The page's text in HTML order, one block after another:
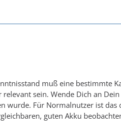
muß eine bestimmte
sein. Wende Dich an
wurde. Für Normalnutzer ist das
guten Akku